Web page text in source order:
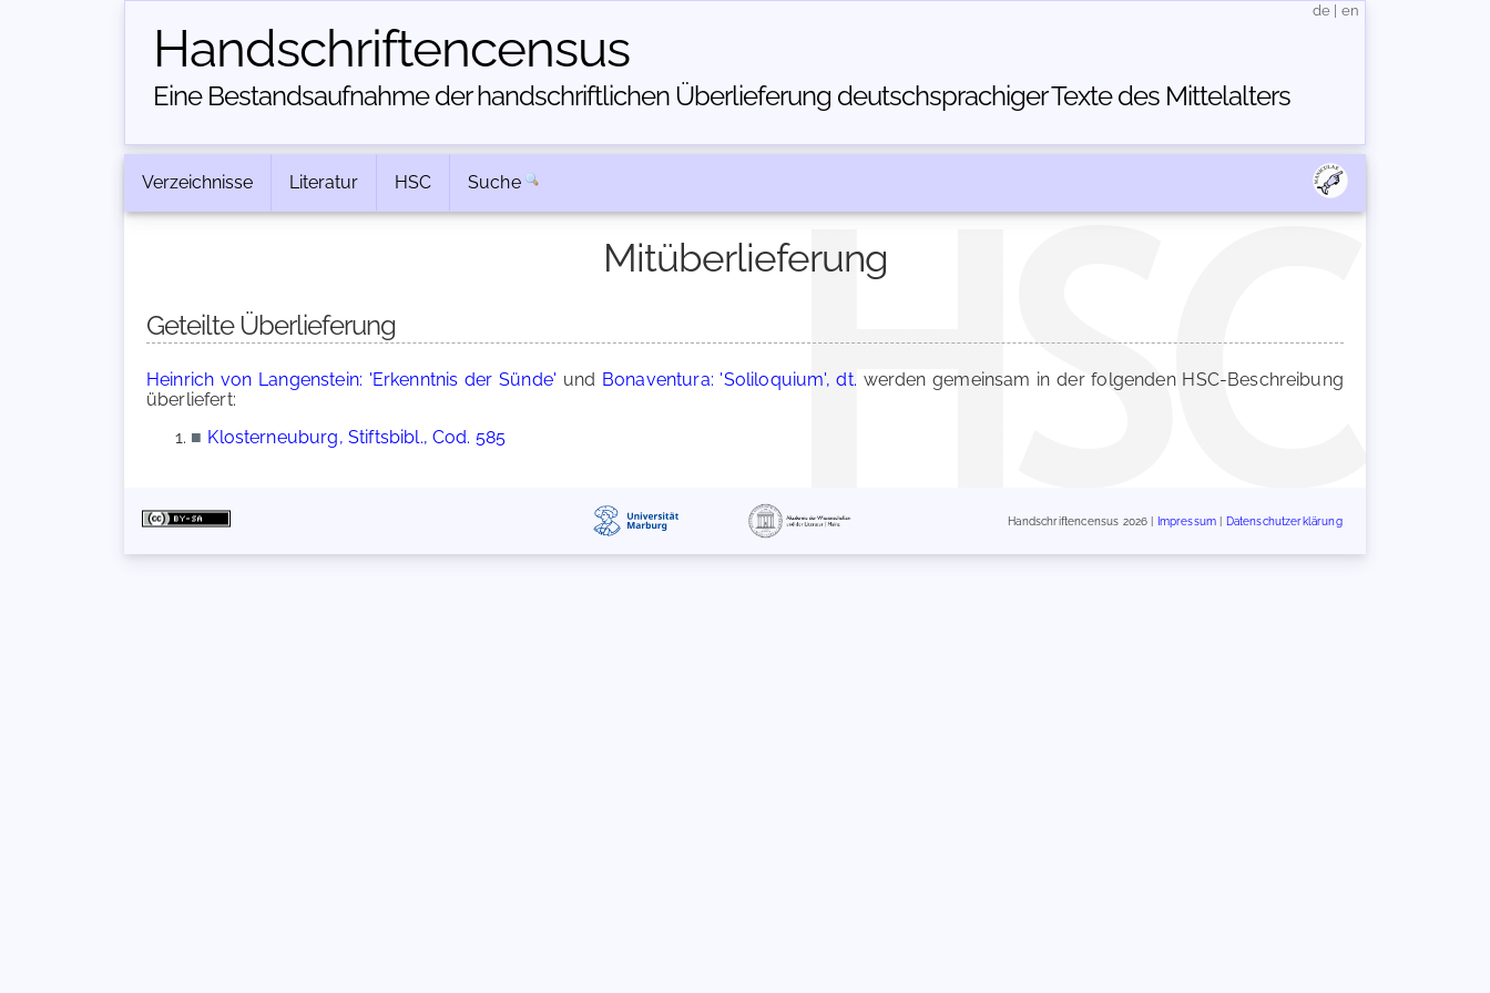
Handschriften­census
Eine Bestandsaufnahme der handschriftlichen Über­lieferung deutschsprachiger Texte des Mittelalters
de en
Verzeichnisse Literatur HSC Suche
Mitüberlieferung
Geteilte Überlieferung
Heinrich von Langenstein: 'Erkenntnis der Sünde' und Bonaventura: 'Soliloquium', dt. werden gemeinsam in der folgenden HSC-Beschreibung
überliefert:
■ Klosterneuburg, Stiftsbibl., Cod. 585
Handschriftencensus 2026 | Impressum Datenschutzerklärung